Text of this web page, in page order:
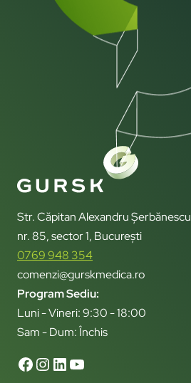
Str. Căpitan Alexandru Șerbănescu
nr. 85, sector 1, București
0769 948 354
comenzi@gurskmedica.ro
Program Sediu:
Luni - Vineri: 9:30 - 18:00
Sam - Dum: Închis